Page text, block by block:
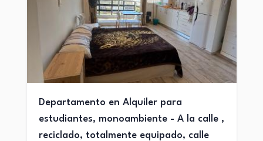
Departamento en Alquiler para
estudiantes, monoambiente - A la calle ,
reciclado, totalmente equipado, calle